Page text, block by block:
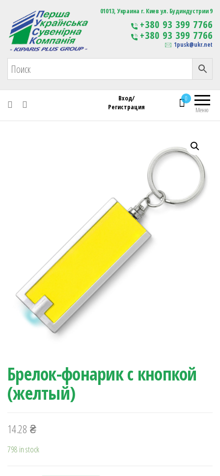
Первая Украинская Сувенирная Компания Изготовление
сувенирной продукции
с логотипом
01013, Украина г. Киев ул. Будиндустрии 9
+380 93 399 7766
+380 93 399 7766
1pusk@ukr.net
Меню
0
Вход/
Регистрация
Брелок-фонарик с кнопкой
(желтый)
14.28 ₴
798 in stock